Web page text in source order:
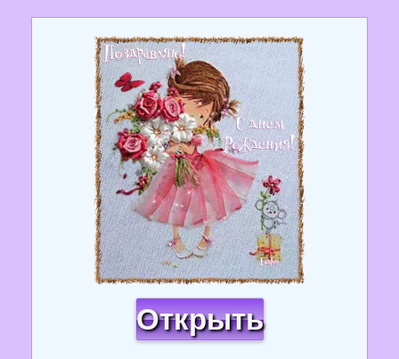
Открыть